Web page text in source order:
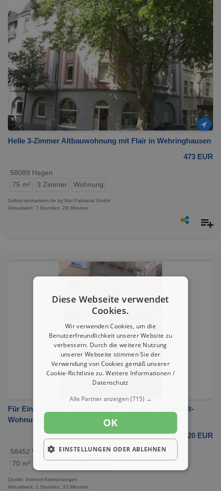
Helle 3-Zimmer Altbauwohnung mit Flair in Wehringhausen
473 EUR
58089 Hagen
75 m²
3 Zimmer Wohnung
Selbst-vermarkten.de by Mal Paktiaval GmbH
Aktualisiert: 7 Stunden, 28 Minuten
Für Einzelperson - großzügige 2,5 Zimmer Innenstadt-
Wohnung
520 EUR
58452 Witten
70 m²
Quelle: Internet-Kleinanzeigen
Aktualisiert: 2 Stunden, 33 Minuten
Diese Webseite verwendet
Cookies.
Wir verwenden Cookies, um die
Benutzerfreundlichkeit unserer Website zu
verbessern. Durch die weitere Nutzung
unserer Webseite stimmen Sie der
Verwendung von Cookies gemäß unserer
Cookie-Richtlinie zu.Weitere Informationen /
Datenschutz
Alle Partner anzeigen(715) →
OK
EINSTELLUNGEN ODER ABLEHNEN